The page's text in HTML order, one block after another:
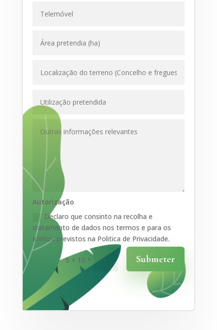
Autorização
Declaro que consinto na recolha e
tratamento de dados nos termos e para os
efeitos previstos na Politica de Privacidade.
5 + 10 = Submeter